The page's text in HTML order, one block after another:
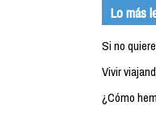
Lo más
Si no
Vivir
¿Cómo